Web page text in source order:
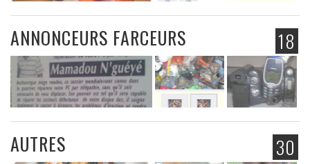
18
ANNONCEURS FARCEURS
30
AUTRES